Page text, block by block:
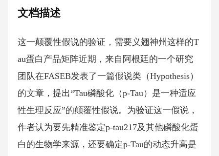
文档描述
这一颠覆性假说的验证，需要义翘神州这样的T
au蛋白产品矩阵近期，来自阿根廷的一个研究
团队在FASEB发表了一篇假说类（Hypothesis）
的文章，提出“Tau磷酸化（p-Tau）是一种适应
性生理反应”的颠覆性假说。为验证这一假说，
作者认为要先精准鉴定p-tau217及其他磷酸化蛋
白的生物学来源，还要确定p-Tau的动态升高是